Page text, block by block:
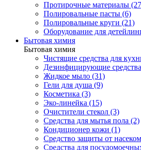
Протирочные материалы
Полировальные пасты (6)
Полировальные круги (21)
Оборудование для
Бытовая химия
Бытовая химия
Чистящие средства для
Дезинфицирующие
Жидкое мыло (31)
Гели для душа (9)
Косметика (3)
Эко-линейка (15)
Очистители стекол (3)
Средства для мытья пола (2)
Кондиционер кожи (1)
Средство защиты от
Средства для